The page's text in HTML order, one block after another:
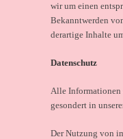
wir um einen
Bekanntwerden
derartige Inhalte
Datenschutz
Alle Informationen
gesondert in
Der Nutzung von